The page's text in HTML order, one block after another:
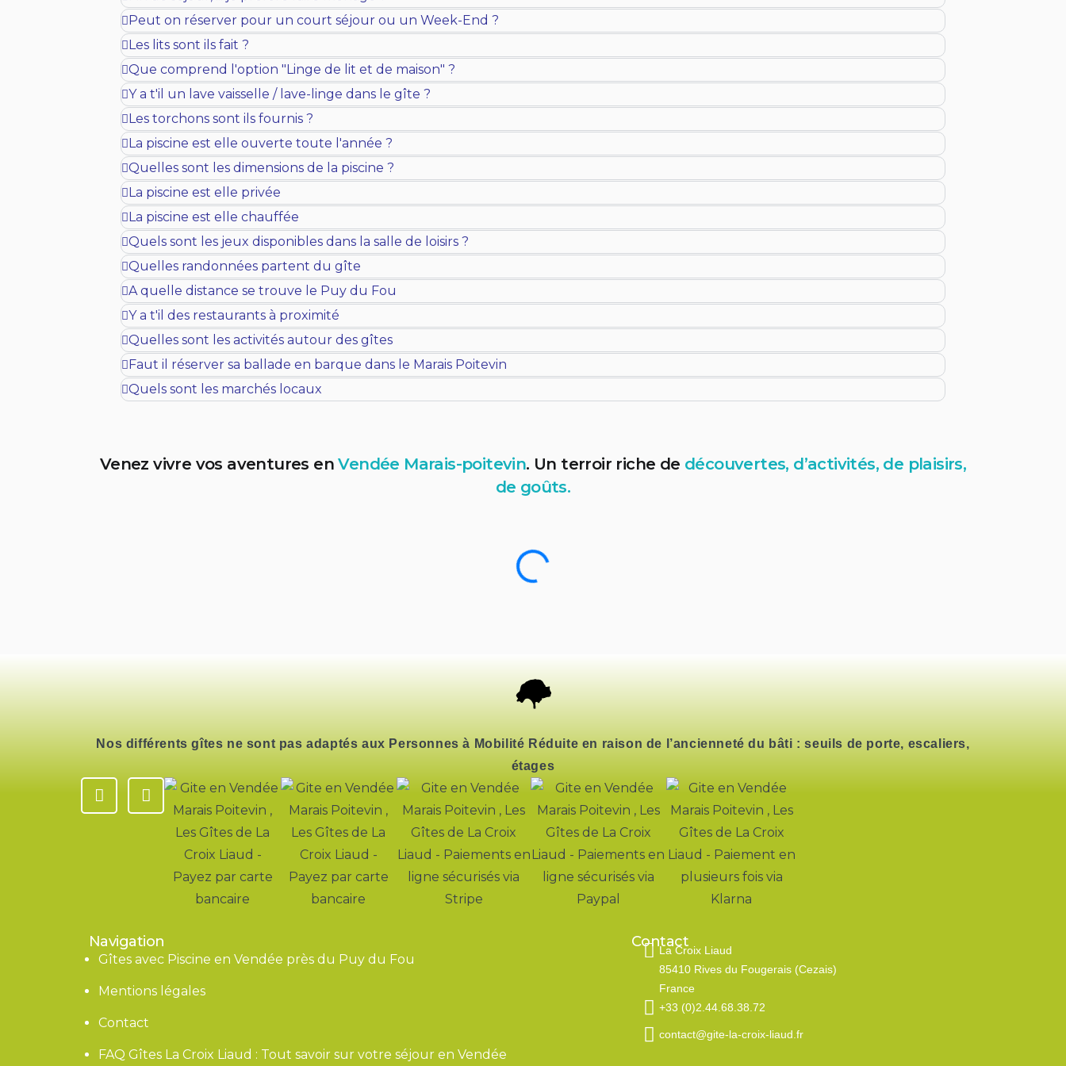
Peut on réserver pour un court séjour ou un Week-End ?
Les lits sont ils fait ?
Que comprend l'option "Linge de lit et de maison" ?
Y a t'il un lave vaisselle / lave-linge dans le gîte ?
Les torchons sont ils fournis ?
La piscine est elle ouverte toute l'année ?
Quelles sont les dimensions de la piscine ?
La piscine est elle privée
La piscine est elle chauffée
Quels sont les jeux disponibles dans la salle de loisirs ?
Quelles randonnées partent du gîte
A quelle distance se trouve le Puy du Fou
Y a t'il des restaurants à proximité
Quelles sont les activités autour des gîtes
Faut il réserver sa ballade en barque dans le Marais Poitevin
Quels sont les marchés locaux
Venez vivre vos aventures enVendée Marais-poitevin. Un terroir riche de découvertes, d’activités, de plaisirs,
de goûts.
Nos différents gîtes ne sont pas adaptés aux Personnes à Mobilité Réduite en raison de l’ancienneté du bâti : seuils de porte, escaliers,
étages
Navigation
Gîtes avec Piscine en Vendée près du Puy du Fou
Mentions légales
Contact
FAQ Gîtes La Croix Liaud : Tout savoir sur votre séjour en Vendée
ContactLa Croix Liaud
85410 Rives du Fougerais (Cezais)
France​
+33 (0)2.44.68.38.72
contact@gite-la-croix-liaud.fr